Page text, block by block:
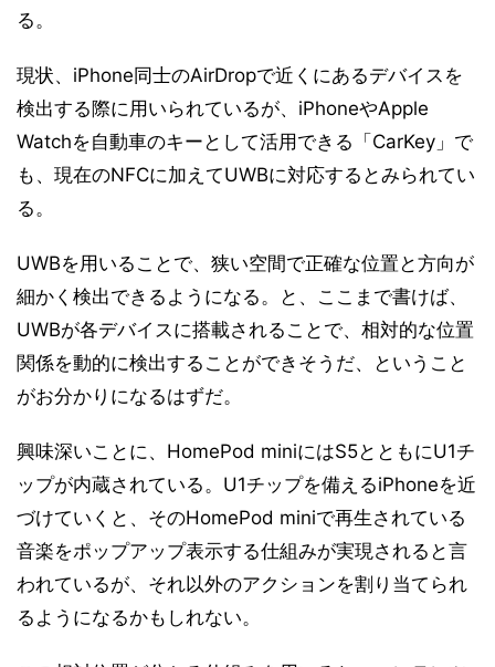
る。
現状、iPhone同士のAirDropで近くにあるデバイスを
検出する際に用いられているが、iPhoneやApple
Watchを自動車のキーとして活用できる「CarKey」で
も、現在のNFCに加えてUWBに対応するとみられてい
る。
UWBを用いることで、狭い空間で正確な位置と方向が
細かく検出できるようになる。と、ここまで書けば、
UWBが各デバイスに搭載されることで、相対的な位置
関係を動的に検出することができそうだ、ということ
がお分かりになるはずだ。
興味深いことに、HomePod miniにはS5とともにU1チ
ップが内蔵されている。U1チップを備えるiPhoneを近
づけていくと、そのHomePod miniで再生されている
音楽をポップアップ表示する仕組みが実現されると言
われているが、それ以外のアクションを割り当てられ
るようになるかもしれない。